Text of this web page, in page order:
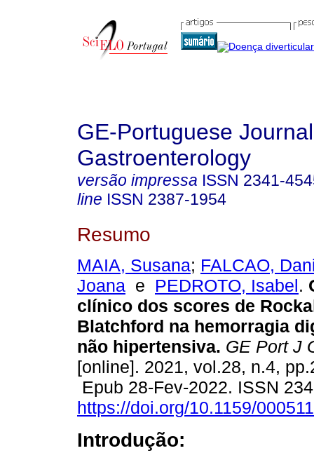
GE-Portuguese
Gastroenterology
versão impressa ISSN 2341-
line ISSN 2387-1954
Resumo
MAIA, Susana; FALCAO,
Joana e PEDROTO, Isabel.
clínico dos scores de
Blatchford na hemorragia
não hipertensiva. GE Port J
[online]. 2021, vol.28, n.4,
Epub 28-Fev-2022. ISSN
https://doi.org/10.1159/
Introdução: